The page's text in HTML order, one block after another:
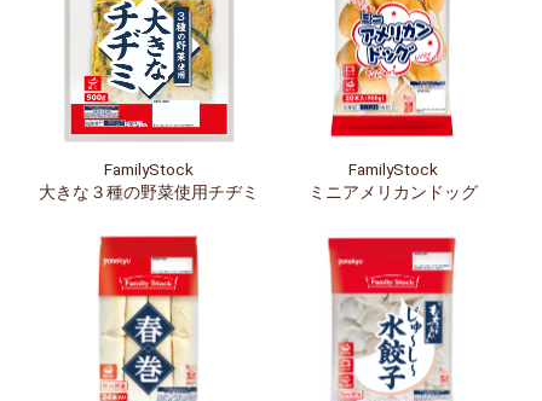
FamilyStock
大きな３種の野菜使用チヂミ
FamilyStock
ミニアメリカンドッグ